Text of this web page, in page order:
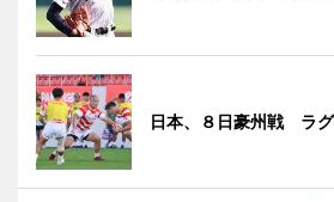
日本、８日豪州戦 ラ